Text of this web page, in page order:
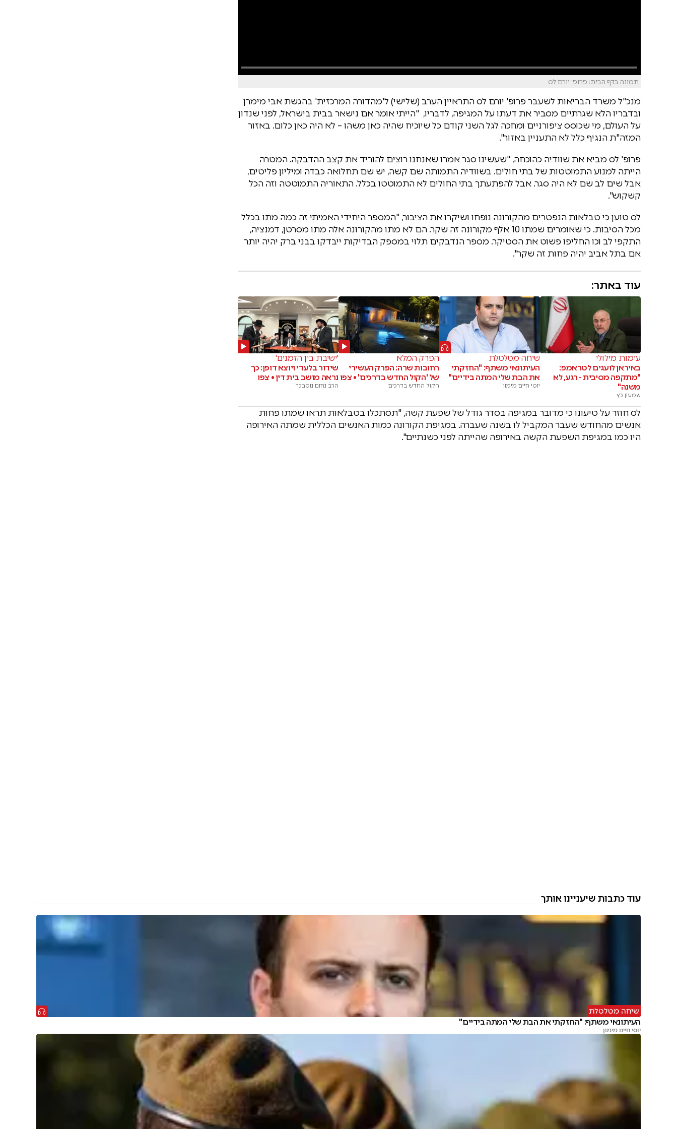
תמונה בדף הבית: פרופ' יורם לס
מנכ"ל משרד הבריאות לשעבר פרופ' יורם לס התראיין הערב (שלישי) ל'מהדורה המרכזית' בהגשת אבי מימרן
ובדבריו הלא שגרתיים מסביר את דעתו על המגיפה, לדבריו, "הייתי אומר אם נישאר בבית בישראל, לפני שנדון
על העולם, מי שכוסס ציפורניים ומחכה לגל השני קודם כל שיוכיח שהיה כאן משהו – לא היה כאן כלום. באזור
המזה"ת הנגיף כלל לא התעניין באזור".
פרופ' לס מביא את שוודיה כהוכחה, "שעשינו סגר אמרו שאנחנו רוצים להוריד את קצב ההדבקה. המטרה
הייתה למנוע התמוטטות של בתי חולים. בשוודיה התמותה שם קשה, יש שם תחלואה כבדה ומיליון פליטים,
אבל שים לב שם לא היה סגר. אבל להפתעתך בתי החולים לא התמוטטו בכלל. התאוריה התמוטטה וזה הכל
קשקוש".
לס טוען כי טבלאות הנפטרים מהקורונה נופחו ושיקרו את הציבור, "המספר היחידי האמיתי זה כמה מתו בכלל
מכל הסיבות. כי שאומרים שמתו 10 אלף מקורונה זה שקר. הם לא מתו מהקורונה אלה מתו מסרטן, דמנציה,
התקפי לב וכו החליפו פשוט את הסטיקר. מספר הנדבקים תלוי במספק הבדיקות ייבדקו בבני ברק יהיה יותר
אם בתל אביב יהיה פחות זה שקר".
עוד באתר:
עימות מילולי
באיראן לועגים לטראמפ:
"מתקפה מסיבית - רגע, לא
משנה"
שמעון כץ
שיחה מטלטלת
העיתונאי משתף: "החזקתי
את הבת שלי המתה בידיים"
יוסי חיים מימון
הפרק המלא
רחובות שרה: הפרק העשירי
של 'הקול החדש בדרכים' • צפו
הקול החדש בדרכים
'ישיבת בין הזמנים'
שידור בלעדי ויוצא דופן: כך
נראה מושב בית דין • צפו
הרב נחום נוסבכר
לס חוזר על טיעונו כי מדובר במגיפה בסדר גודל של שפעת קשה, "תסתכלו בטבלאות תראו שמתו פחות
אנשים מהחודש שעבר המקביל לו בשנה שעברה. במגיפת הקורונה כמות האנשים הכללית שמתה האירופה
היו כמו במגיפת השפעת הקשה באירופה שהייתה לפני כשנתיים".
עוד כתבות שיעניינו אותך
שיחה מטלטלת
העיתונאי משתף: "החזקתי את הבת שלי המתה בידיים"
יוסי חיים מימון